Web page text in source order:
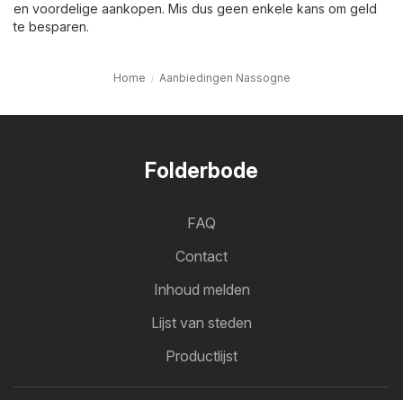
en voordelige aankopen. Mis dus geen enkele kans om geld
te besparen.
Home Aanbiedingen Nassogne
Folderbode
FAQ
Contact
Inhoud melden
Lijst van steden
Productlijst